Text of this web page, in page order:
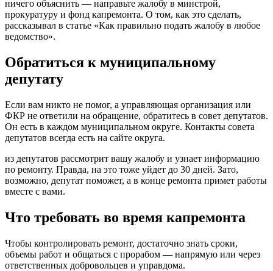
ничего объяснить — направьте жалобу в минстрой,
прокуратуру и фонд капремонта. О том, как это сделать,
рассказывал в статье «Как правильно подать жалобу в любое
ведомство».
Обратиться к муниципальному
депутату
Если вам никто не помог, а управляющая организация или
ФКР не ответили на обращение, обратитесь в совет депутатов.
Он есть в каждом муниципальном округе. Контакты совета
депутатов всегда есть на сайте округа.
из депутатов рассмотрит вашу жалобу и узнает информацию
по ремонту. Правда, на это тоже уйдет до 30 дней. Зато,
возможно, депутат поможет, а в конце ремонта примет работы
вместе с вами.
Что требовать во время капремонта
Чтобы контролировать ремонт, достаточно знать сроки,
объемы работ и общаться с прорабом — напрямую или через
ответственных добровольцев и управдома.